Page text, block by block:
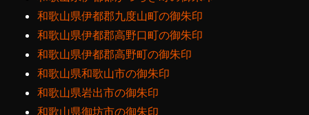
和歌山県伊都郡九度山町の御朱印
和歌山県伊都郡高野口町の御朱印
和歌山県伊都郡高野町の御朱印
和歌山県和歌山市の御朱印
和歌山県岩出市の御朱印
和歌山県御坊市の御朱印